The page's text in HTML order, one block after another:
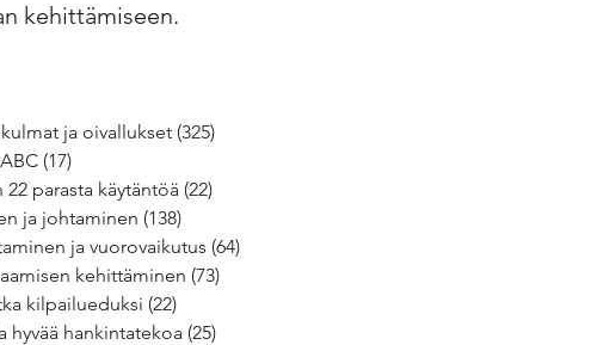
kehittämiseen.
ja oivallukset (325)
(17)
parasta käytäntöä (22)
ja johtaminen (138)
ja vuorovaikutus (64)
kehittäminen (73)
kilpailueduksi (22)
hyvää hankintatekoa (25)